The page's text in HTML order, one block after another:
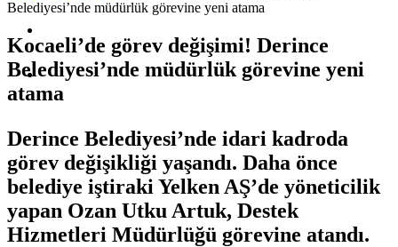
SAĞLIK
Belediyesi’nde müdürlük görevine yeni atama
Kocaeli’de görev değişimi! Derince
Belediyesi’nde müdürlük görevine yeni
atama
Derince Belediyesi’nde idari kadroda
görev değişikliği yaşandı. Daha önce
belediye iştiraki Yelken AŞ’de yöneticilik
yapan Ozan Utku Artuk, Destek
Hizmetleri Müdürlüğü görevine atandı.